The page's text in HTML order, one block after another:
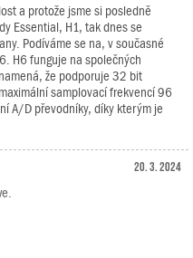
a protože jsme si posledně
Essential, H1, tak dnes se
Podíváme se na, v současné
H6 funguje na společných
že podporuje 32 bit
samplovací frekvencí 96
A/D převodníky, díky kterým je
20. 3. 2024